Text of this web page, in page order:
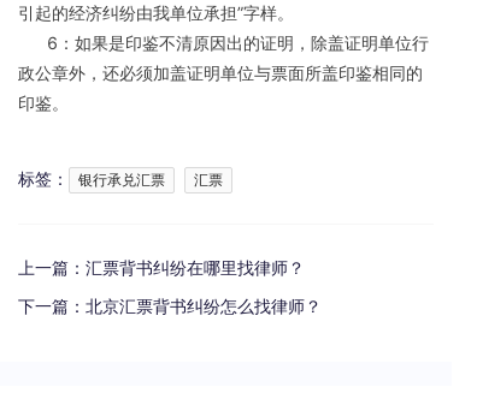
引起的经济纠纷由我单位承担”字样。
6：如果是印鉴不清原因出的证明，除盖证明单位行
政公章外，还必须加盖证明单位与票面所盖印鉴相同的
印鉴。
标签： 银行承兑汇票 汇票
上一篇： 汇票背书纠纷在哪里找律师？
下一篇： 北京汇票背书纠纷怎么找律师？